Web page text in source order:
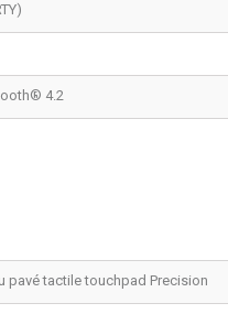
4.2
pavé tactile touchpad Precision